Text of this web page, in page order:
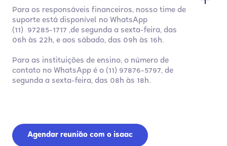
Para os responsáveis financeiros, nosso time de
suporte está disponível no WhatsApp
(11) 97285-1717 ,de segunda a sexta-feira, das
06h às 22h, e aos sábado, das 09h às 16h.
Para as instituições de ensino, o número de
contato no WhatsApp é o (11) 97876-5797, de
segunda a sexta-feira, das 08h às 18h.
Agendar reunião com o isaac